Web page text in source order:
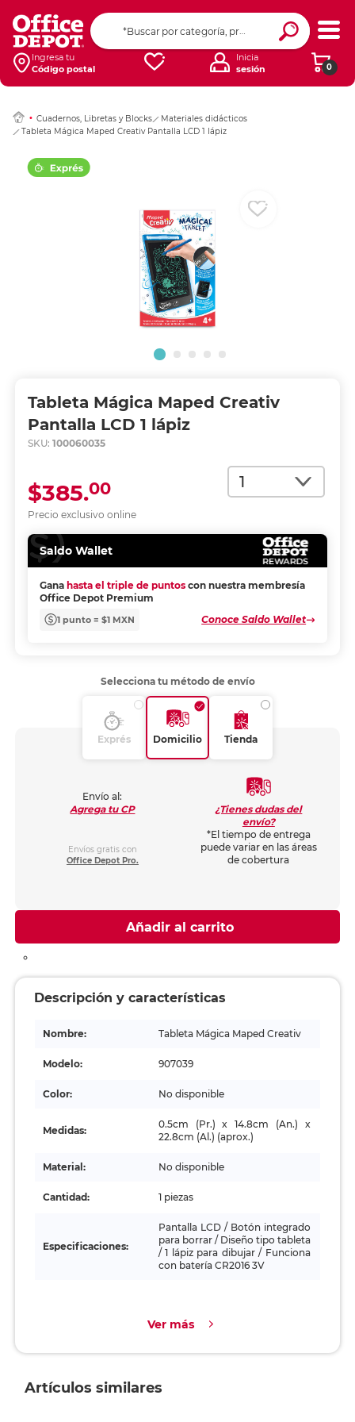
Ingresa tu
Código postal
0
Inicia
sesión
Cuadernos, Libretas y Blocks
Materiales didácticos
Tableta Mágica Maped Creativ Pantalla LCD 1 lápiz
Tableta Mágica Maped Creativ
Pantalla LCD 1 lápiz
SKU: 100060035
Cantidad
Precio exclusivo online
$385.00
Saldo Wallet
Gana hasta el triple de puntos con nuestra membresía
Office Depot Premium
1 punto = $1 MXN Conoce Saldo Wallet
Ingresar Codigo
Selecciona tu método de envío
Exprés Domicilio Tienda
Envío al:
Agrega tu CP
Envíos gratis con
Office Depot Pro.
¿Tienes dudas del
envío?
*El tiempo de entrega
puede variar en las áreas
de cobertura
Añadir al carrito
Descripción y características
Nombre: Tableta Mágica Maped Creativ
Modelo: 907039
Color: No disponible
Medidas:
0.5cm (Pr.) x 14.8cm (An.) x
22.8cm (Al.) (aprox.)
Material: No disponible
Cantidad: 1 piezas
Especificaciones:
Pantalla LCD / Botón integrado
para borrar / Diseño tipo tableta
/ 1 lápiz para dibujar / Funciona
con batería CR2016 3V
Ver más
Artículos similares